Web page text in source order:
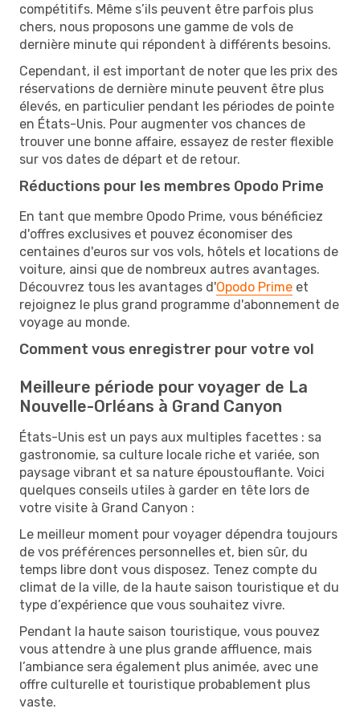
compétitifs. Même s’ils peuvent être parfois plus
chers, nous proposons une gamme de vols de
dernière minute qui répondent à différents besoins.
Cependant, il est important de noter que les prix des
réservations de dernière minute peuvent être plus
élevés, en particulier pendant les périodes de pointe
en États-Unis. Pour augmenter vos chances de
trouver une bonne affaire, essayez de rester flexible
sur vos dates de départ et de retour.
Réductions pour les membres Opodo Prime
En tant que membre Opodo Prime, vous bénéficiez
d'offres exclusives et pouvez économiser des
centaines d'euros sur vos vols, hôtels et locations de
voiture, ainsi que de nombreux autres avantages.
Découvrez tous les avantages d'Opodo Prime et
rejoignez le plus grand programme d'abonnement de
voyage au monde.
Comment vous enregistrer pour votre vol
Meilleure période pour voyager de La
Nouvelle-Orléans à Grand Canyon
États-Unis est un pays aux multiples facettes : sa
gastronomie, sa culture locale riche et variée, son
paysage vibrant et sa nature époustouflante. Voici
quelques conseils utiles à garder en tête lors de
votre visite à Grand Canyon :
Le meilleur moment pour voyager dépendra toujours
de vos préférences personnelles et, bien sûr, du
temps libre dont vous disposez. Tenez compte du
climat de la ville, de la haute saison touristique et du
type d’expérience que vous souhaitez vivre.
Pendant la haute saison touristique, vous pouvez
vous attendre à une plus grande affluence, mais
l’ambiance sera également plus animée, avec une
offre culturelle et touristique probablement plus
vaste.